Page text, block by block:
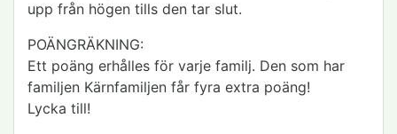
upp från högen tills den tar slut.
POÄNGRÄKNING:
Ett poäng erhålles för varje familj. Den som har
familjen Kärnfamiljen får fyra extra poäng!
Lycka till!